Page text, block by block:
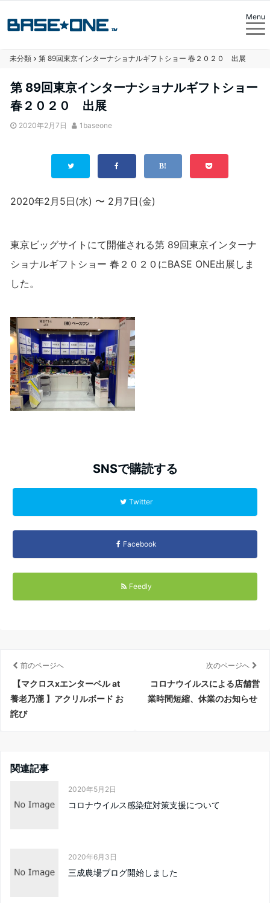
Menu
未分類 第 89回東京インターナショナルギフトショー 春２０２０ 出展
第 89回東京インターナショナルギフトショー
春２０２０ 出展
2020年2月7日 1baseone
2020年2月5日(水) 〜 2月7日(金)
東京ビッグサイトにて開催される第 89回東京インターナ
ショナルギフトショー 春２０２０にBASE ONE出展しま
した。
SNSで購読する
Twitter
Facebook
Feedly
前のページへ
【マクロスxエンターベル at
養老乃瀧 】アクリルボード お
詫び
次のページへ
コロナウイルスによる店舗営
業時間短縮、休業のお知らせ
関連記事
2020年5月2日
コロナウイルス感染症対策支援について
2020年6月3日
三成農場ブログ開始しました